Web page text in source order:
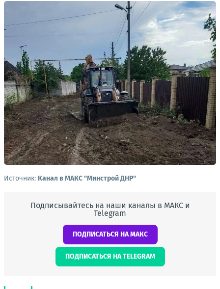
Источник: Канал в МАКС "Минстрой ДНР"
Подписывайтесь на наши каналы в МАКС и
Telegram
ПОДПИСАТЬСЯ НА МАКС
ПОДПИСАТЬСЯ НА TELEGRAM